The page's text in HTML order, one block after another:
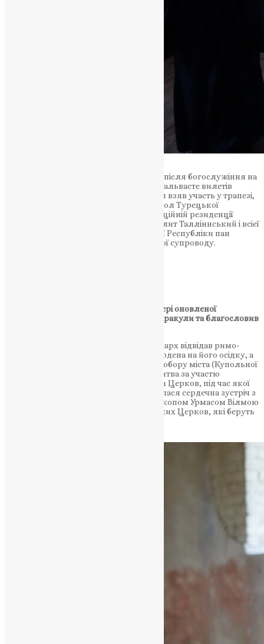
У вівторок, 19 вересня, вранці Патріарх після богослужіння на
цвинтарі I. Церкви Пророка Геліоса в Мальвасте вилетів
літаком до Таллінна, де після прибуття взяв участь у трапезі,
влаштованій на його честь в. Екзох. Посол Турецької
Республіки пані Башак Тюркоглу в офіційній резиденції
Посольства за участю преосв. Митрополит Талліннський і всієї
Естонії п. Стефанос, екз. Посол Грецької Республіки пан
Георгіу Пападопулу та члени Патріаршої супроводу.
Опісля Святіший владика відчинив двері оновленої
старовинної церкви Пресвятої Трійці Аракули та благословив
У другій половині дня того ж дня Патріарх відвідав римо-
католицького архієпископа Філіпа Журдена на його осідку, а
потім відправився до Лютеранського собору міста (Купольної
церкви), де відбулася Екуменічна молитва за участю
представників Естонської церкви. Ради Церков, під час якої
виголосив промову. Після цього відбулася сердечна зустріч з
Головою Ради лютеранським архієпископом Урмасом Вілмою
та представниками інших християнських Церков, які беруть